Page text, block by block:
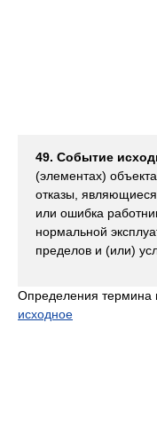
49. Событие
(элементах)
отказы,
или ошибка
нормальной
пределов и (или)
Определения термина
исходное